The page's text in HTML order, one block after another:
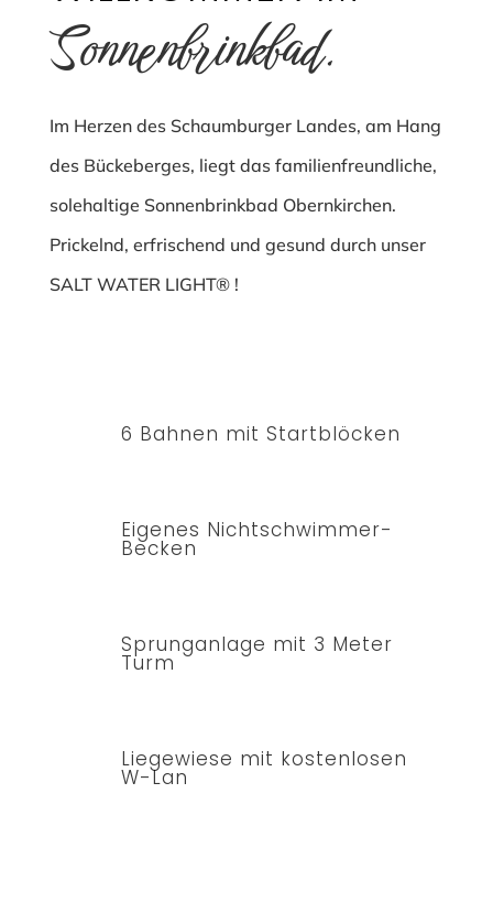
Sonnenbrinkbad.
Im Herzen des Schaumburger Landes, am Hang
des Bückeberges, liegt das familienfreundliche,
solehaltige Sonnenbrinkbad Obernkirchen.
Prickelnd, erfrischend und gesund durch unser
SALT WATER LIGHT® !
6 Bahnen mit Startblöcken
Eigenes Nichtschwimmer-
Becken
Sprunganlage mit 3 Meter
Turm
Liegewiese mit kostenlosen
W-Lan